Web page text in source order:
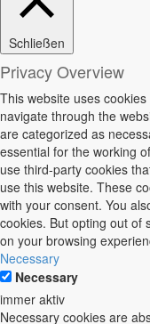
Schließen
Privacy Overview
This website uses
navigate through the
are categorized as
essential for the working
use third-party cookies
use this website. These
with your consent. You
cookies. But opting out of
on your browsing
Necessary
Necessary
immer aktiv
Necessary cookies are